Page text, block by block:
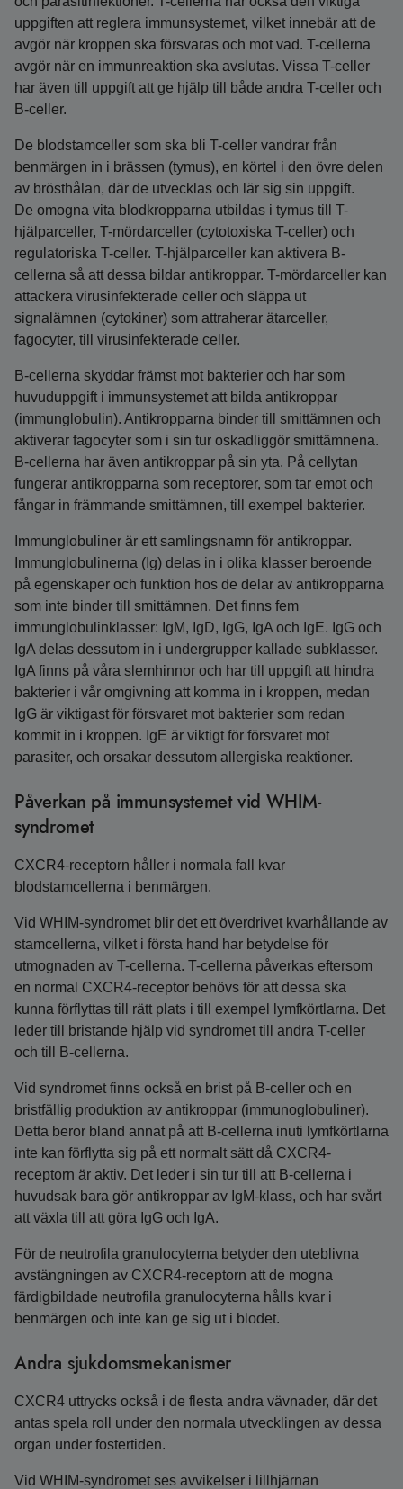
uppgiften att reglera immun­systemet, vilket innebär att de
avgör när kroppen ska försvaras och mot vad. T-cellerna
avgör när en immunreaktion ska avslutas. Vissa T-celler
har även till uppgift att ge hjälp till både andra T-celler och
B-celler.
De blodstamceller som ska bli T-celler vandrar från
benmärgen in i brässen (tymus), en körtel i den övre delen
av brösthålan, där de utvecklas och lär sig sin uppgift.
De omogna vita blodkropparna utbildas i tymus till T-
hjälparceller, T-mördarceller (cytotoxiska T-celler) och
regulatoriska T-celler. T-hjälparceller kan aktivera B-
cellerna så att dessa bildar antikroppar. T-mördarceller kan
attackera virusinfekterade celler och släppa ut
signalämnen (cytokiner) som attraherar ätarceller,
fagocyter, till virusinfekterade celler.
B-cellerna skyddar främst mot bakterier och har som
huvuduppgift i immunsystemet att bilda antikroppar
(immunglobulin). Antikropparna binder till smittämnen och
aktiverar fagocyter som i sin tur oskadliggör smittämnena.
B-cellerna har även antikroppar på sin yta. På cellytan
fungerar antikropparna som receptorer, som tar emot och
fångar in främmande smittämnen, till exempel bakterier.
Immunglobuliner är ett samlingsnamn för antikroppar.
Immunglobulinerna (Ig) delas in i olika klasser beroende
på egenskaper och funktion hos de delar av antikropparna
som inte binder till smittämnen. Det finns fem
immunglobulinklasser: IgM, IgD, IgG, IgA och IgE. IgG och
IgA delas dessutom in i undergrupper kallade subklasser.
IgA finns på våra slemhinnor och har till uppgift att hindra
bakterier i vår omgivning att komma in i kroppen, medan
IgG är viktigast för försvaret mot bakterier som redan
kommit in i kroppen. IgE är viktigt för försvaret mot
parasiter, och orsakar dessutom allergiska reaktioner.
Påverkan på immunsystemet vid WHIM-
syndromet
CXCR4-receptorn håller i normala fall kvar
blodstamcellerna i benmärgen.
Vid WHIM-syndromet blir det ett överdrivet kvarhållande av
stamcellerna, vilket i första hand har betydelse för
utmognaden av T-cellerna. T-cellerna påverkas eftersom
en normal CXCR4-receptor behövs för att dessa ska
kunna förflyttas till rätt plats i till exempel lymfkörtlarna. Det
leder till bristande hjälp vid syndromet till andra T-celler
och till B-cellerna.
Vid syndromet finns också en brist på B-celler och en
bristfällig produktion av antikroppar (immunoglobuliner).
Detta beror bland annat på att B-cellerna inuti lymfkörtlarna
inte kan förflytta sig på ett normalt sätt då CXCR4-
receptorn är aktiv. Det leder i sin tur till att B-cellerna i
huvudsak bara gör antikroppar av IgM-klass, och har svårt
att växla till att göra IgG och IgA.
För de neutrofila granulocyterna betyder den uteblivna
avstängningen av CXCR4-receptorn att de mogna
färdigbildade neutrofila granulocyterna hålls kvar i
benmärgen och inte kan ge sig ut i blodet.
Andra sjukdomsmekanismer
CXCR4 uttrycks också i de flesta andra vävnader, där det
antas spela roll under den normala utvecklingen av dessa
organ under fostertiden.
Vid WHIM-syndromet ses avvikelser i lillhjärnan